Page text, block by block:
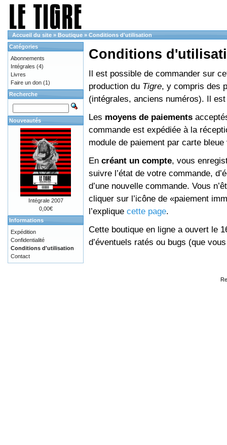
Accueil du site » Boutique » Conditions d'utilisation
Conditions
Il est possible de commander sur
production du Tigre, y compris des
(intégrales, anciens numéros). Il
Les moyens de paiements
commande est expédiée à la
module de paiement par carte
En créant un compte, vous
suivre l’état de votre commande,
d’une nouvelle commande. Vous
cliquer sur l’icône de «paiement
l’explique cette page.
Cette boutique en ligne a ouvert le
d’éventuels ratés ou bugs (que
Catégories
Abonnements
Intégrales (4)
Livres
Faire un don (1)
Recherche
Nouveautés
Intégrale 2007
0,00€
Informations
Expédition
Confidentialité
Conditions d'utilisation
Contact